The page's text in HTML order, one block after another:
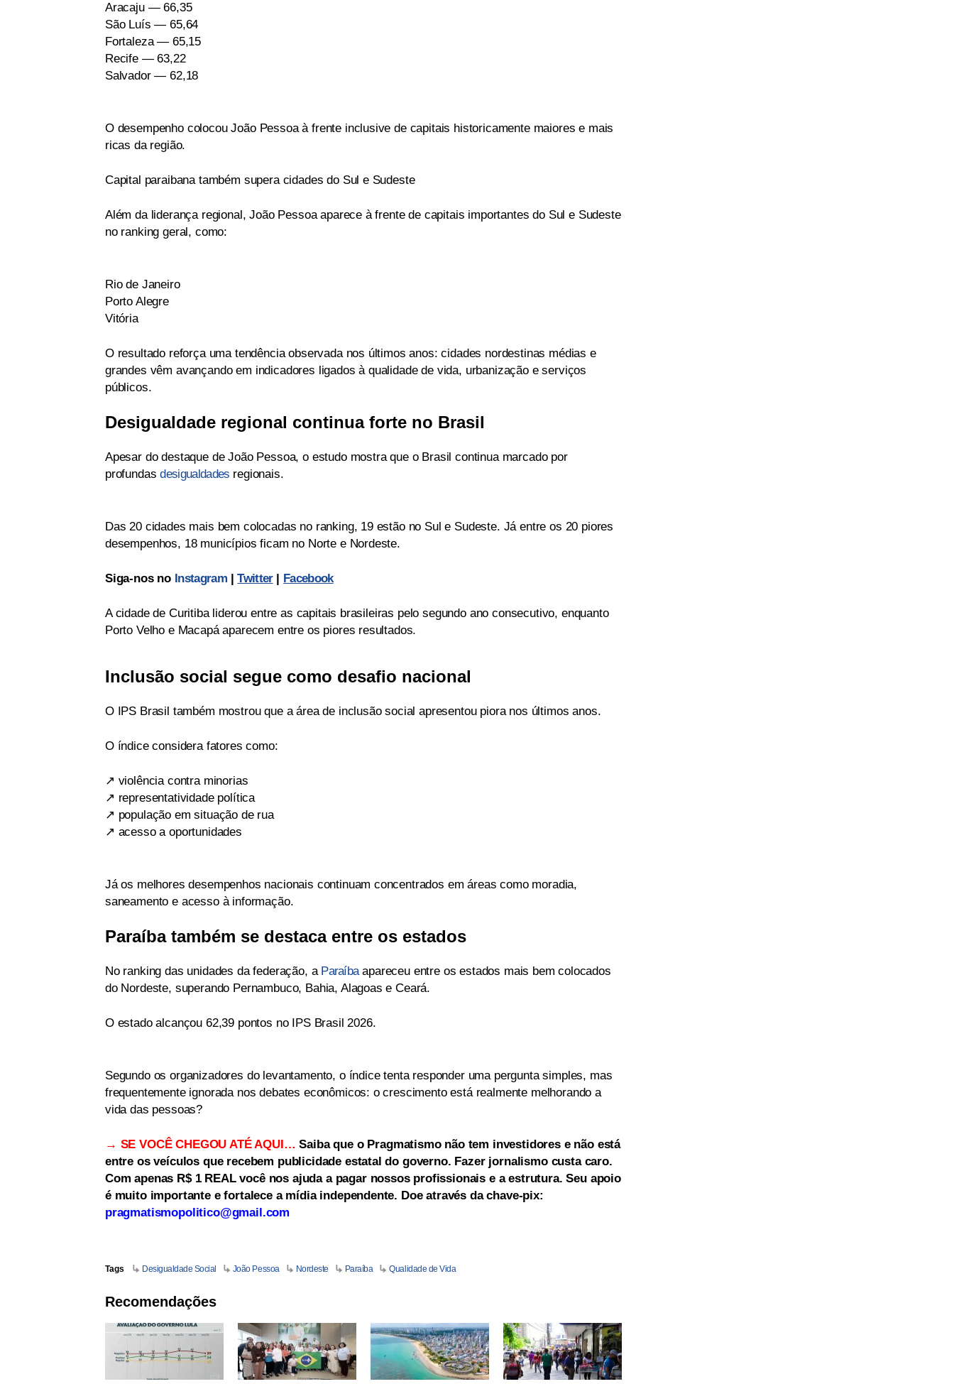
Aracaju — 66,35
São Luís — 65,64
Fortaleza — 65,15
Recife — 63,22
Salvador — 62,18
O desempenho colocou João Pessoa à frente inclusive de capitais historicamente maiores e mais
ricas da região.
Capital paraibana também supera cidades do Sul e Sudeste
Além da liderança regional, João Pessoa aparece à frente de capitais importantes do Sul e Sudeste
no ranking geral, como:
Rio de Janeiro
Porto Alegre
Vitória
O resultado reforça uma tendência observada nos últimos anos: cidades nordestinas médias e
grandes vêm avançando em indicadores ligados à qualidade de vida, urbanização e serviços
públicos.
Desigualdade regional continua forte no Brasil
Apesar do destaque de João Pessoa, o estudo mostra que o Brasil continua marcado por
profundasdesigualdades regionais.
Das 20 cidades mais bem colocadas no ranking, 19 estão no Sul e Sudeste. Já entre os 20 piores
desempenhos, 18 municípios ficam no Norte e Nordeste.
Siga-nos no Instagram|Twitter| Facebook
A cidade de Curitiba liderou entre as capitais brasileiras pelo segundo ano consecutivo, enquanto
Porto Velho e Macapá aparecem entre os piores resultados.
Inclusão social segue como desafio nacional
O IPS Brasil também mostrou que a área de inclusão social apresentou piora nos últimos anos.
O índice considera fatores como:
↗ violência contra minorias
↗ representatividade política
↗ população em situação de rua
↗ acesso a oportunidades
Já os melhores desempenhos nacionais continuam concentrados em áreas como moradia,
saneamento e acesso à informação.
Paraíba também se destaca entre os estados
No ranking das unidades da federação, a Paraíbaapareceu entre os estados mais bem colocados
do Nordeste, superando Pernambuco, Bahia, Alagoas e Ceará.
O estado alcançou 62,39 pontos no IPS Brasil 2026.
Segundo os organizadores do levantamento, o índice tenta responder uma pergunta simples, mas
frequentemente ignorada nos debates econômicos: o crescimento está realmente melhorando a
vida das pessoas?
→ SE VOCÊ CHEGOU ATÉ AQUI… Saiba que o Pragmatismo não tem investidores e não está
entre os veículos que recebem publicidade estatal do governo. Fazer jornalismo custa caro.
Com apenas R$ 1 REAL você nos ajuda a pagar nossos profissionais e a estrutura. Seu apoio
é muito importante e fortalece a mídia independente. Doe através da chave-pix:
pragmatismopolitico@gmail.com
Tags Desigualdade Social João Pessoa Nordeste Paraíba Qualidade de Vida
Recomendações